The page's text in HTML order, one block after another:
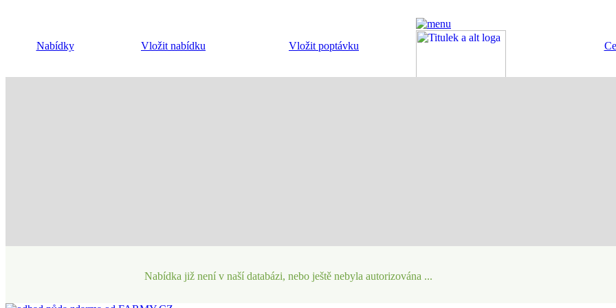
Nabídky Vložit nabídku Vložit poptávku
Nabídka již není v naší databázi, nebo ještě nebyla autorizována ...